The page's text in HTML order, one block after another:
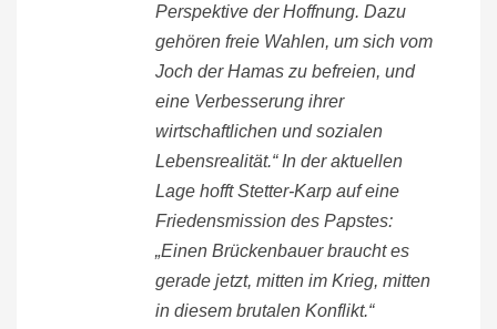
Perspektive der Hoffnung. Dazu
gehören freie Wahlen, um sich vom
Joch der Hamas zu befreien, und
eine Verbesserung ihrer
wirtschaftlichen und sozialen
Lebensrealität.“ In der aktuellen
Lage hofft Stetter-Karp auf eine
Friedensmission des Papstes:
„Einen Brückenbauer braucht es
gerade jetzt, mitten im Krieg, mitten
in diesem brutalen Konflikt.“